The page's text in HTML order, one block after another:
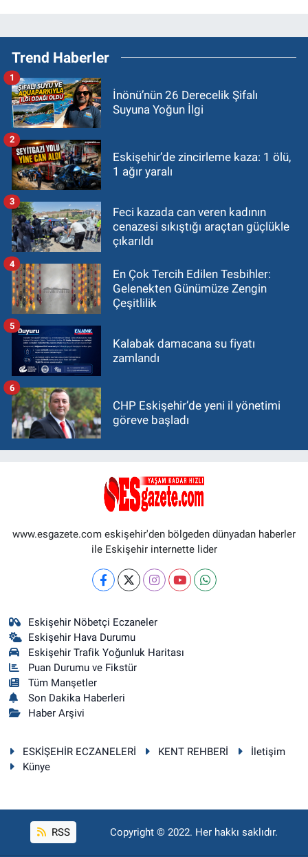
Trend Haberler
İnönü’nün 26 Derecelik Şifalı
Suyuna Yoğun İlgi
1
Eskişehir’de zincirleme kaza: 1 ölü,
1 ağır yaralı
2
Feci kazada can veren kadının
cenazesi sıkıştığı araçtan güçlükle
çıkarıldı
3
En Çok Tercih Edilen Tesbihler:
Gelenekten Günümüze Zengin
Çeşitlilik
4
Kalabak damacana su fiyatı
zamlandı
5
CHP Eskişehir’de yeni il yönetimi
göreve başladı
6
www.esgazete.com eskişehir'den bölgeden dünyadan haberler
ile Eskişehir internette lider
Eskişehir Nöbetçi Eczaneler
Eskişehir Hava Durumu
Eskişehir Trafik Yoğunluk Haritası
Puan Durumu ve Fikstür
Tüm Manşetler
Son Dakika Haberleri
Haber Arşivi
ESKİŞEHİR ECZANELERİ KENT REHBERİ
İletişim
Künye
RSS Copyright © 2022. Her hakkı saklıdır.